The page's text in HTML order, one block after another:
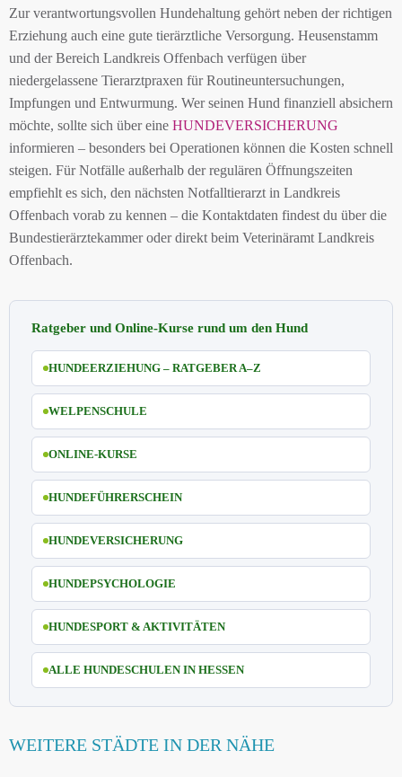
Zur verantwortungsvollen Hundehaltung gehört neben der richtigen
Erziehung auch eine gute tierärztliche Versorgung. Heusenstamm
und der Bereich Landkreis Offenbach verfügen über
niedergelassene Tierarztpraxen für Routineuntersuchungen,
Impfungen und Entwurmung. Wer seinen Hund finanziell absichern
möchte, sollte sich über eine HUNDEVERSICHERUNG
informieren – besonders bei Operationen können die Kosten schnell
steigen. Für Notfälle außerhalb der regulären Öffnungszeiten
empfiehlt es sich, den nächsten Notfalltierarzt in Landkreis
Offenbach vorab zu kennen – die Kontaktdaten findest du über die
Bundestierärztekammer oder direkt beim Veterinäramt Landkreis
Offenbach.
Ratgeber und Online-Kurse rund um den Hund
HUNDEERZIEHUNG – RATGEBER A–Z
WELPENSCHULE
ONLINE-KURSE
HUNDEFÜHRERSCHEIN
HUNDEVERSICHERUNG
HUNDEPSYCHOLOGIE
HUNDESPORT & AKTIVITÄTEN
ALLE HUNDESCHULEN IN HESSEN
WEITERE STÄDTE IN DER NÄHE